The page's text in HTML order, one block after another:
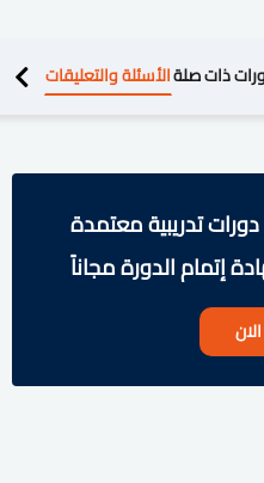
ذات صلةالأسئلة والتعليقات
تدريبية معتمدة
إتمام الدورة مجاناً